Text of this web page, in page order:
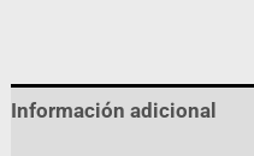
Información adicional